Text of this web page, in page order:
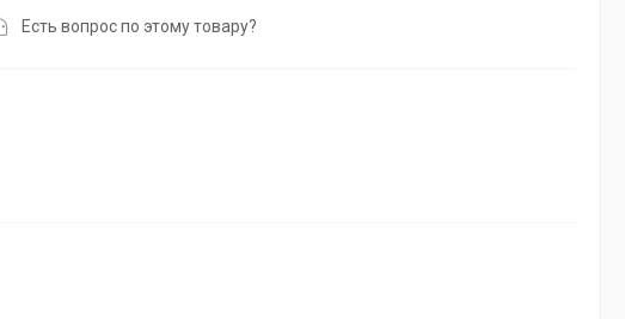
Есть вопрос по этому товару?